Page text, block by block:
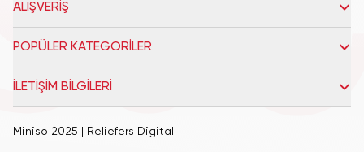
ALIŞVERİŞ
POPÜLER KATEGORİLER
İLETİŞİM BİLGİLERİ
Miniso 2025 | Reliefers Digital